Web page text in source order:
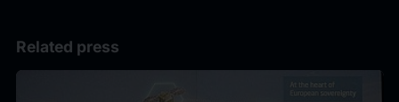
Related press